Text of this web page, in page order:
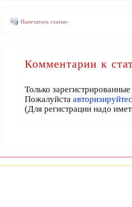
Напечатать статью
Комментарии к
Только
Пожалуйста
(Для регистрации надо